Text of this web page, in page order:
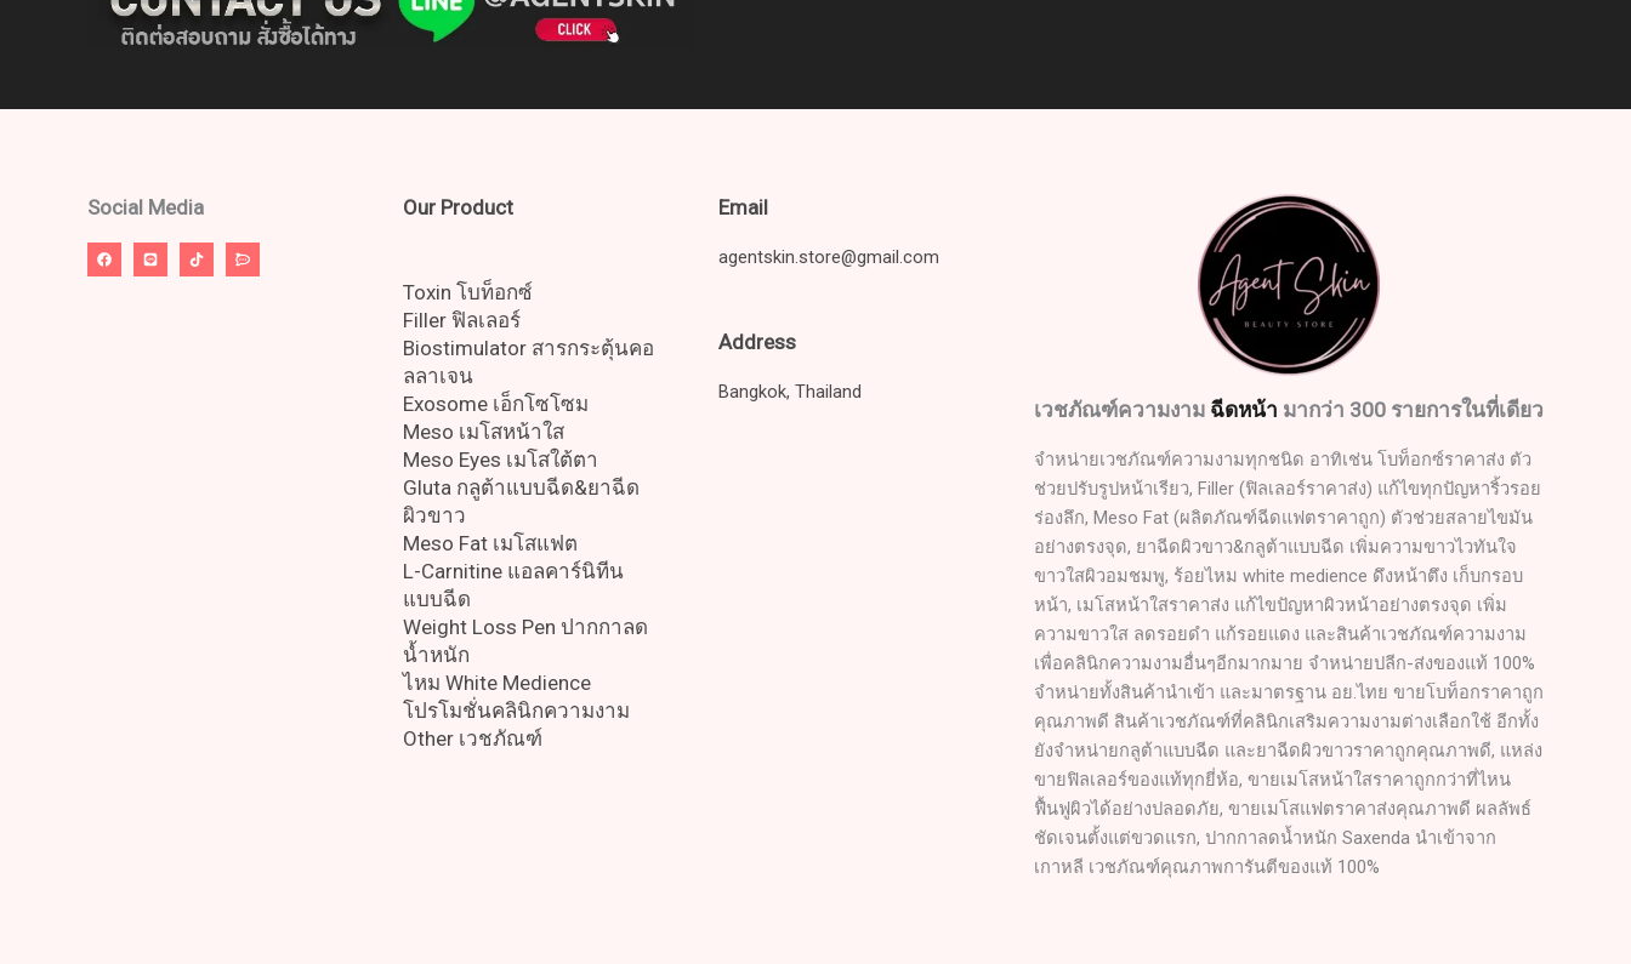
Social Media Our Product
Toxin โบท็อกซ์
Filler ฟิลเลอร์
Biostimulator สารกระตุ้นคอ
ลลาเจน
Exosome เอ็กโซโซม
Meso เมโสหน้าใส
Meso Eyes เมโสใต้ตา
Gluta กลูต้าแบบฉีด&ยาฉีด
ผิวขาว
Meso Fat เมโสแฟต
L-Carnitine แอลคาร์นิทีน
แบบฉีด
Weight Loss Pen ปากกาลด
น้ำหนัก
ไหม White Medience
โปรโมชั่นคลินิกความงาม
Other เวชภัณฑ์
Email
agentskin.store@gmail.com
Address
Bangkok, Thailand
เวชภัณฑ์ความงาม ฉีดหน้า มากว่า 300 รายการในที่เดียว
จำหน่ายเวชภัณฑ์ความงามทุกชนิด อาทิเช่น โบท็อกซ์ราคาส่ง ตัว
ช่วยปรับรูปหน้าเรียว, Filler (ฟิลเลอร์ราคาส่ง) แก้ไขทุกปัญหาริ้วรอย
ร่องลึก, Meso Fat (ผลิตภัณฑ์ฉีดแฟตราคาถูก) ตัวช่วยสลายไขมัน
อย่างตรงจุด, ยาฉีดผิวขาว&กลูต้าแบบฉีด เพิ่มความขาวไวทันใจ
ขาวใสผิวอมชมพู, ร้อยไหม white medience ดึงหน้าตึง เก็บกรอบ
หน้า, เมโสหน้าใสราคาส่ง แก้ไขปัญหาผิวหน้าอย่างตรงจุด เพิ่ม
ความขาวใส ลดรอยดำ แก้รอยแดง และสินค้าเวชภัณฑ์ความงาม
เพื่อคลินิกความงามอื่นๆอีกมากมาย จำหน่ายปลีก-ส่งของแท้ 100%
จำหน่ายทั้งสินค้านำเข้า และมาตรฐาน อย.ไทย ขายโบท็อกราคาถูก
คุณภาพดี สินค้าเวชภัณฑ์ที่คลินิกเสริมความงามต่างเลือกใช้ อีกทั้ง
ยังจำหน่ายกลูต้าแบบฉีด และยาฉีดผิวขาวราคาถูกคุณภาพดี, แหล่ง
ขายฟิลเลอร์ของแท้ทุกยี่ห้อ, ขายเมโสหน้าใสราคาถูกกว่าที่ไหน
ฟื้นฟูผิวได้อย่างปลอดภัย, ขายเมโสแฟตราคาส่งคุณภาพดี ผลลัพธ์
ชัดเจนตั้งแต่ขวดแรก, ปากกาลดน้ำหนัก Saxenda นำเข้าจาก
เกาหลี เวชภัณฑ์คุณภาพการันตีของแท้ 100%